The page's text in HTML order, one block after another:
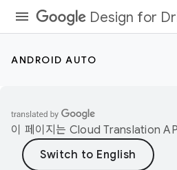
Design for
ANDROID AUTO
이 페이지는 Cloud Translation